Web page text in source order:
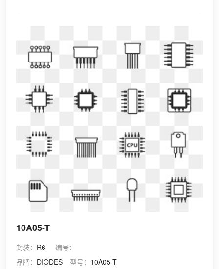
10A05-T
封装： R6
编号：
品牌： DIODES 型号： 10A05-T